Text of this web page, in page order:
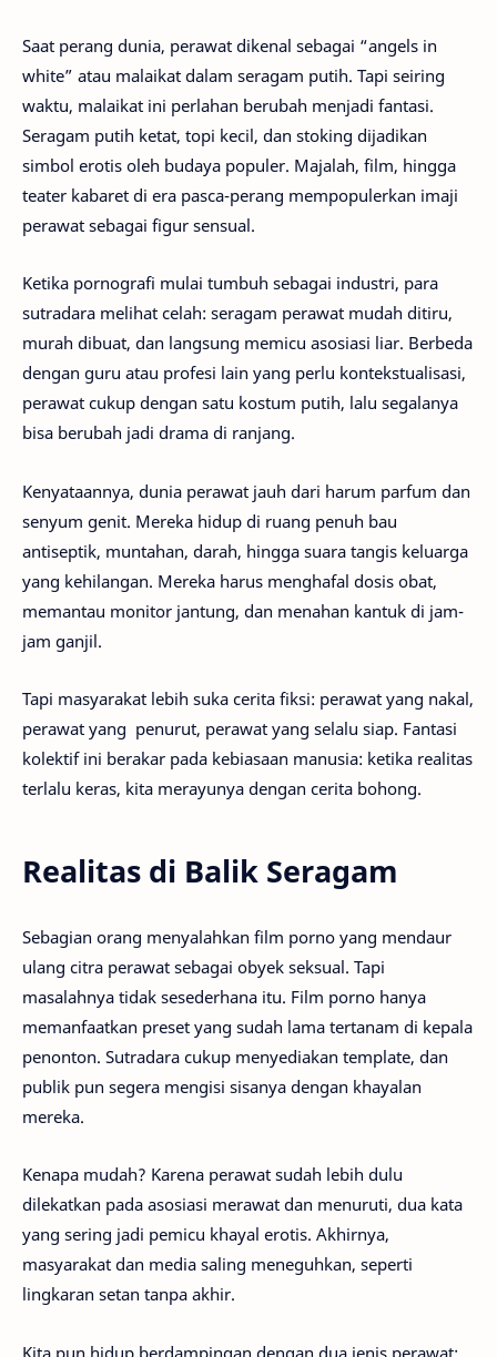
Saat perang dunia, perawat dikenal sebagai “angels in
white” atau malaikat dalam seragam putih. Tapi seiring
waktu, malaikat ini perlahan berubah menjadi fantasi.
Seragam putih ketat, topi kecil, dan stoking dijadikan
simbol erotis oleh budaya populer. Majalah, film, hingga
teater kabaret di era pasca-perang mempopulerkan imaji
perawat sebagai figur sensual.
Ketika pornografi mulai tumbuh sebagai industri, para
sutradara melihat celah: seragam perawat mudah ditiru,
murah dibuat, dan langsung memicu asosiasi liar. Berbeda
dengan guru atau profesi lain yang perlu kontekstualisasi,
perawat cukup dengan satu kostum putih, lalu segalanya
bisa berubah jadi drama di ranjang.
Kenyataannya, dunia perawat jauh dari harum parfum dan
senyum genit. Mereka hidup di ruang penuh bau
antiseptik, muntahan, darah, hingga suara tangis keluarga
yang kehilangan. Mereka harus menghafal dosis obat,
memantau monitor jantung, dan menahan kantuk di jam-
jam ganjil.
Tapi masyarakat lebih suka cerita fiksi: perawat yang nakal,
perawat yang penurut, perawat yang selalu siap. Fantasi
kolektif ini berakar pada kebiasaan manusia: ketika realitas
terlalu keras, kita merayunya dengan cerita bohong.
Realitas di Balik Seragam
Sebagian orang menyalahkan film porno yang mendaur
ulang citra perawat sebagai obyek seksual. Tapi
masalahnya tidak sesederhana itu. Film porno hanya
memanfaatkan preset yang sudah lama tertanam di kepala
penonton. Sutradara cukup menyediakan template, dan
publik pun segera mengisi sisanya dengan khayalan
mereka.
Kenapa mudah? Karena perawat sudah lebih dulu
dilekatkan pada asosiasi merawat dan menuruti, dua kata
yang sering jadi pemicu khayal erotis. Akhirnya,
masyarakat dan media saling meneguhkan, seperti
lingkaran setan tanpa akhir.
Kita pun hidup berdampingan dengan dua jenis perawat: